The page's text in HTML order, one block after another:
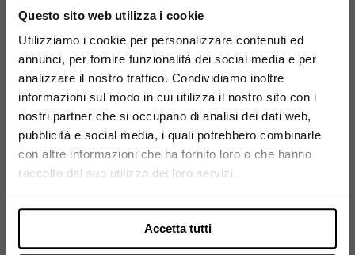
Questo sito web utilizza i cookie
Utilizziamo i cookie per personalizzare contenuti ed
annunci, per fornire funzionalità dei social media e per
analizzare il nostro traffico. Condividiamo inoltre
informazioni sul modo in cui utilizza il nostro sito con i
nostri partner che si occupano di analisi dei dati web,
pubblicità e social media, i quali potrebbero combinarle
con altre informazioni che ha fornito loro o che hanno
raccolto dal suo utilizzo dei loro servizi.
Accetta tutti
Pagina 1 di 1
1
Utilizza il coupon NEWENOVELY
per avere un 10% di sconto sul tuo primo ordine!
Si, sono maggiorenne.